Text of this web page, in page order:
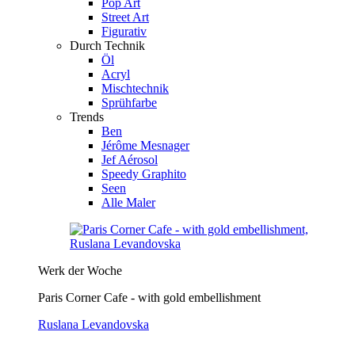
Street Art
Figurativ
Durch Technik
Öl
Acryl
Mischtechnik
Sprühfarbe
Trends
Ben
Jérôme Mesnager
Jef Aérosol
Speedy Graphito
Seen
Alle Maler
Werk der Woche
Paris Corner Cafe - with gold embellishment
Ruslana Levandovska